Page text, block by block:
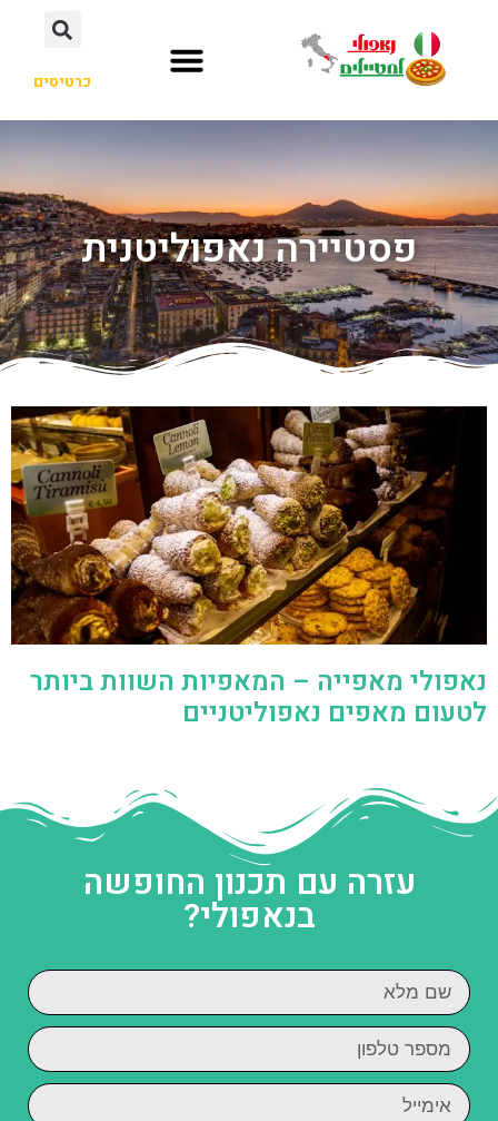
כרטיסים
פסטיירה נאפוליטנית
נאפולי מאפייה – המאפיות השוות ביותר
לטעום מאפים נאפוליטניים
עזרה עם תכנון החופשה
בנאפולי?